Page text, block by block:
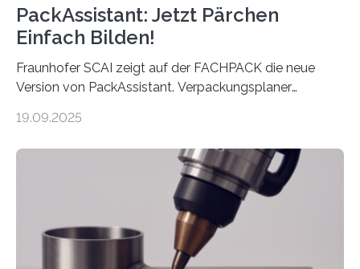
PackAssistant: Jetzt Pärchen
Einfach Bilden!
Fraunhofer SCAI zeigt auf der FACHPACK die neue
Version von PackAssistant. Verpackungsplaner
Automobil, Maschinenbau und in der Zulieferindustrie.
Teile als eine Einheit verpacken. Die Anordnung kann
der Benutzer vorgeben und erhält so mehr Kontrolle
über die Positionierung der Bauteile. Die ebenfalls neue
Automatisierungsschnittstelle dient dazu, die Software
besser in spezifische Unternehmensprozesse
einzubinden. Sankt Augustin – Zur Messe FACHPACK
19.09.2025